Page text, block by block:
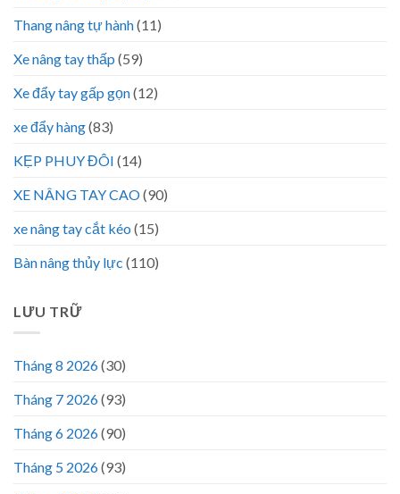
Thang nâng tự hành(11)
Xe nâng tay thấp (59)
Xe đẩy tay gấp gọn(12)
xe đẩy hàng(83)
KẸP PHUY ĐÔI (14)
XE NÂNG TAY CAO(90)
xe nâng tay cắt kéo (15)
Bàn nâng thủy lực (110)
LƯU TRỮ
Tháng 8 2026(30)
Tháng 7 2026(93)
Tháng 6 2026(90)
Tháng 5 2026(93)